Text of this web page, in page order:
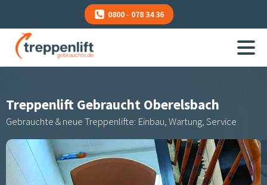
0800 - 078 34 36
Treppenlift Gebraucht Oberelsbach
Gebrauchte & neue Treppenlifte: Einbau, Wartung, Service